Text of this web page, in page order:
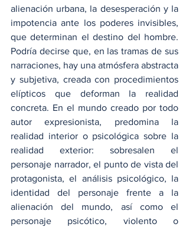
alienación urbana, la desesperación y la
impotencia ante los poderes invisibles,
que determinan el destino del hombre.
Podría decirse que, en las tramas de sus
narraciones, hay una atmósfera abstracta
y subjetiva, creada con procedimientos
elípticos que deforman la realidad
concreta. En el mundo creado por todo
autor expresionista, predomina la
realidad interior o psicológica sobre la
realidad exterior: sobresalen el
personaje narrador, el punto de vista del
protagonista, el análisis psicológico, la
identidad del personaje frente a la
alienación del mundo, así como el
personaje psicótico, violento o